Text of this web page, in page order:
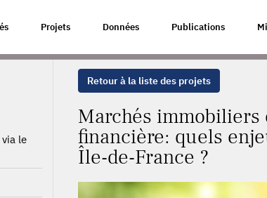
Projets Données Publications
IMMOBILIERS ET FABRIQUE DE LA VILLE SOUS
le
Retour à la liste des projets
Marchés
financière: quels
Île-de-France ?